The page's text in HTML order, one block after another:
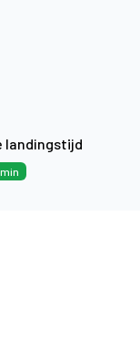
landingstijd